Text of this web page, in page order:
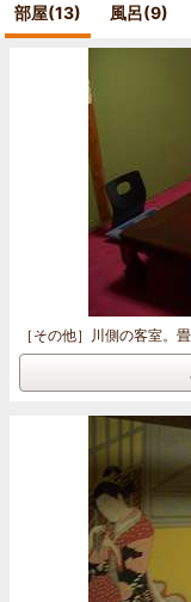
部屋(13) 風呂(9)
［その他］ 川側の客室。